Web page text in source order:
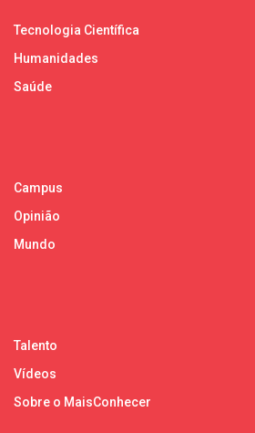
Tecnologia Científica
Humanidades
Saúde
Campus
Opinião
Mundo
Talento
Vídeos
Sobre o MaisConhecer